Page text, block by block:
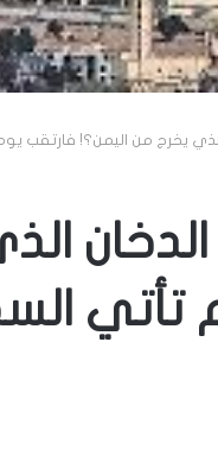
يخرج من اليمن؟! فارتقب يوم
تأتي